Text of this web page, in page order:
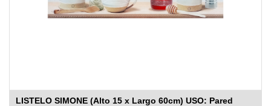
LISTELO SIMONE (Alto 15 x Largo 60cm) USO: Pared